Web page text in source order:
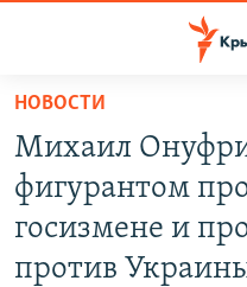
Вернуться
основному
содержанию
Вернутся
главной
СПЕЦПРОЕКТЫ
КАРТА ВОЕННЫХ ОБЪЕКТОВ
ВОДА
НОВОСТИ
Михаил
фигурантом
госизмене и
против